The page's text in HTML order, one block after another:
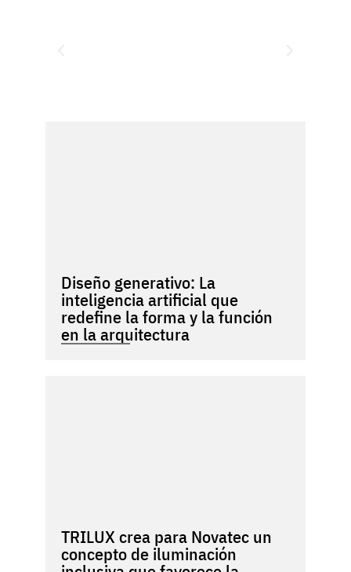
Diseño generativo: La
inteligencia artificial que
redefine la forma y la función
en la arquitectura
TRILUX crea para Novatec un
concepto de iluminación